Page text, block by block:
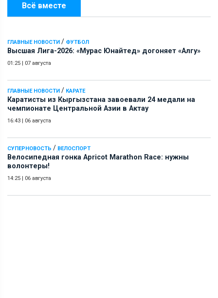
Всё вместе
ГЛАВНЫЕ НОВОСТИ / ФУТБОЛ
Высшая Лига-2026: «Мурас Юнайтед» догоняет «Алгу»
01:25 | 07 августа
ГЛАВНЫЕ НОВОСТИ / КАРАТЕ
Каратисты из Кыргызстана завоевали 24 медали на
чемпионате Центральной Азии в Актау
16:43 | 06 августа
СУПЕРНОВОСТЬ / ВЕЛОСПОРТ
Велосипедная гонка Apricot Marathon Race: нужны
волонтеры!
14:25 | 06 августа